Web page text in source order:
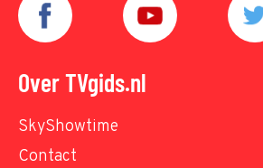
Over TVgids.nl
SkyShowtime
Contact